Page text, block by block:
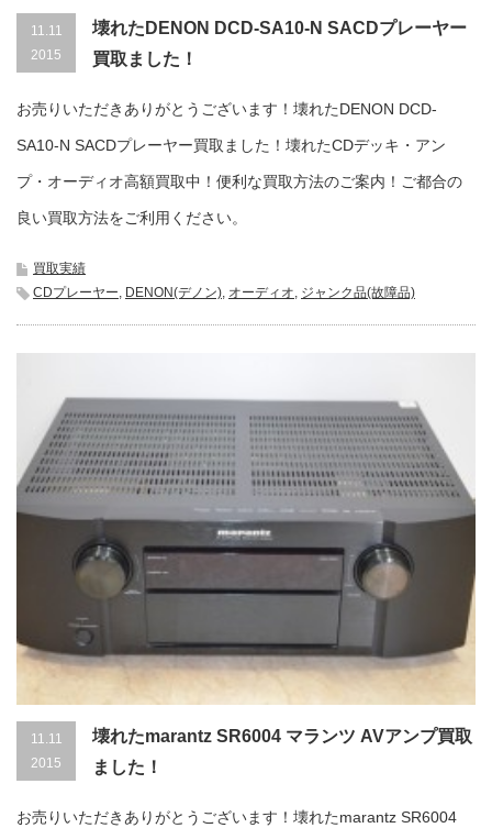
11.11
2015
壊れたDENON DCD-SA10-N SACDプレーヤー
買取ました！
お売りいただきありがとうございます！壊れたDENON DCD-
SA10-N SACDプレーヤー買取ました！壊れたCDデッキ・アン
プ・オーディオ高額買取中！便利な買取方法のご案内！ご都合の
良い買取方法をご利用ください。
買取実績
CDプレーヤー DENON(デノン) オーディオ ジャンク品(故障品)
11.11
2015
壊れたmarantz SR6004 マランツ AVアンプ買取
ました！
お売りいただきありがとうございます！壊れたmarantz SR6004